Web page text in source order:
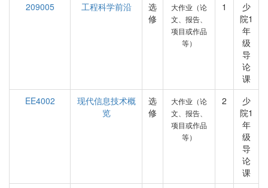
209005
工程科学前沿
选
修
大作业（论
文、报告、
项目或作品
等）
1
少
院1
年
级
导
论
课
EE4002
现代信息技术概
览
选
修
大作业（论
文、报告、
项目或作品
等）
2
少
院1
年
级
导
论
课